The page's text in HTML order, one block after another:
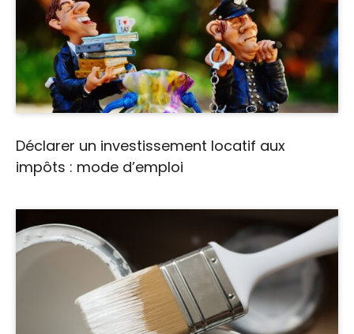
Déclarer un investissement locatif aux
impôts : mode d’emploi